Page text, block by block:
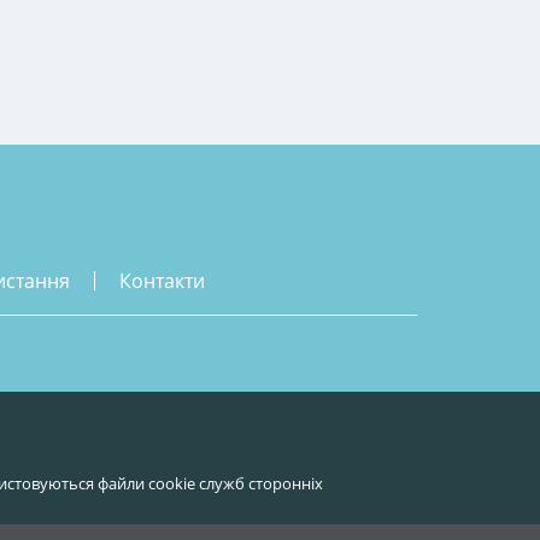
контакти
файли cookie служб сторонніх